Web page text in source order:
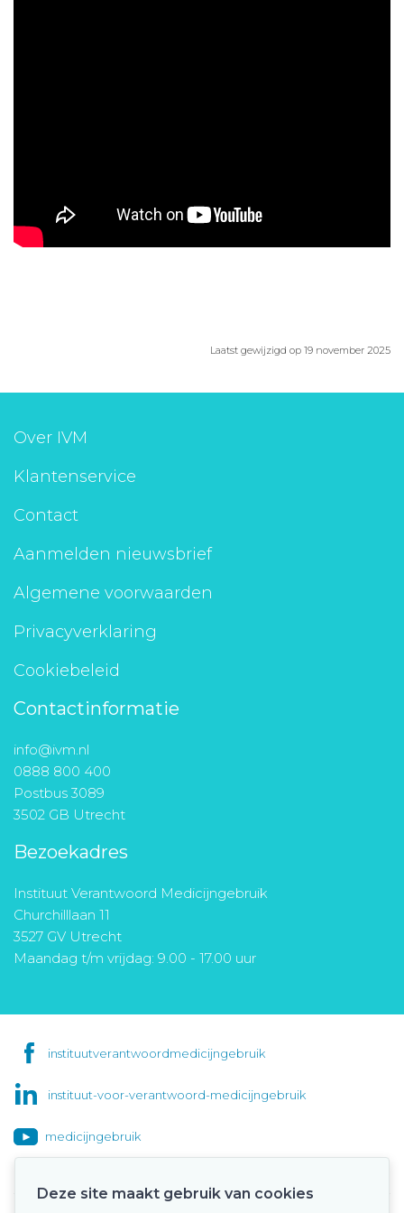
Laatst gewijzigd op 19 november 2025
Over IVM
Klantenservice
Contact
Aanmelden nieuwsbrief
Algemene voorwaarden
Privacyverklaring
Cookiebeleid
Contactinformatie
info@ivm.nl
0888 800 400
Postbus 3089
3502 GB Utrecht
Bezoekadres
Instituut Verantwoord Medicijngebruik
Churchilllaan 11
3527 GV Utrecht
Maandag t/m vrijdag: 9.00 - 17.00 uur
instituutverantwoordmedicijngebruik
instituut-voor-verantwoord-medicijngebruik
medicijngebruik
Deze site maakt gebruik van cookies